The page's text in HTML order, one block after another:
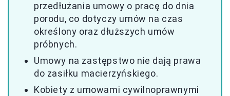
przedłużania umowy o pracę do dnia
porodu, co dotyczy umów na czas
określony oraz dłuższych umów
próbnych.
Umowy na zastępstwo nie dają prawa
do zasiłku macierzyńskiego.
Kobiety z umowami cywilnoprawnymi